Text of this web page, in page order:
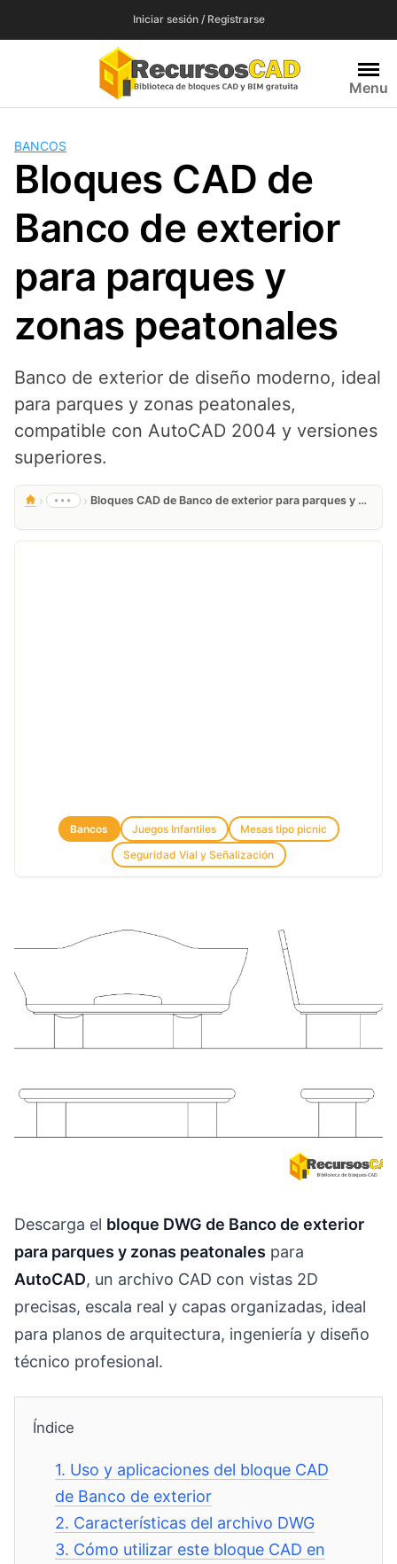
Iniciar sesión / Registrarse
Menu
BANCOS
Bloques CAD de
Banco de exterior
para parques y
zonas peatonales
Banco de exterior de diseño moderno, ideal
para parques y zonas peatonales,
compatible con AutoCAD 2004 y versiones
superiores.
› ••• › Bloques CAD de Banco de exterior para parques y zonas peatonales
Bancos Juegos Infantiles
Mesas tipo picnic
Seguridad Vial y Señalización
Descarga el bloque DWG de Banco de exterior
para parques y zonas peatonales para
AutoCAD, un archivo CAD con vistas 2D
precisas, escala real y capas organizadas, ideal
para planos de arquitectura, ingeniería y diseño
técnico profesional.
Índice
1. Uso y aplicaciones del bloque CAD
de Banco de exterior
2. Características del archivo DWG
3. Cómo utilizar este bloque CAD en